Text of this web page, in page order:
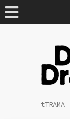
tTRAMA